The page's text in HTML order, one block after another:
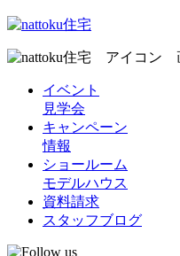
イベント
見学会
キャンペーン
情報
ショールーム
モデルハウス
資料請求
スタッフブログ